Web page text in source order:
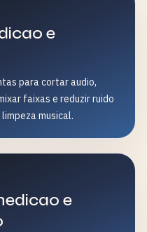
e
para cortar audio,
faixas e reduzir ruido
musical.
e